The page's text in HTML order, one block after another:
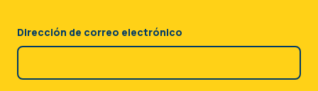
Dirección de correo electrónico